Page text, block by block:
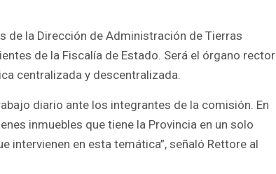
de la Dirección de Administración de Tierras
de la Fiscalía de Estado. Será el órgano rector
centralizada y descentralizada.
diario ante los integrantes de la comisión. En
inmuebles que tiene la Provincia en un solo
intervienen en esta temática”, señaló Rettore al